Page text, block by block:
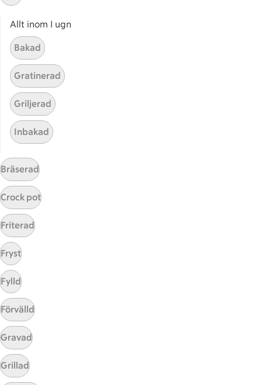
Recept
Hittade inget recept
Testa att söka på något nytt, eller ta bort något av
Allt inom I ugn
Bakad
Gratinerad
Griljerad
Inbakad
Bräserad
Crock pot
Friterad
Fryst
Fylld
Förvälld
Gravad
Grillad